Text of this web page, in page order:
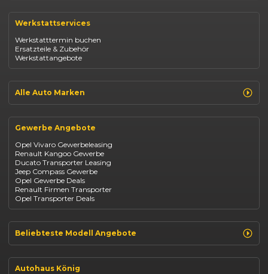
Opel Corsa
Fiat 500
Dacia Duster
Dacia Sandero
Jeep Compass
Suzuki Vitara
Suzuki Swift
Mazda CX-30
Werkstattservices
Werkstatttermin buchen
Ersatzteile & Zubehör
Werkstattangebote
Alle Auto Marken
Opel
Fiat
Jeep
Suzuki
BYD
Kia
Mazda
Citroën
Abarth
Fiat Professional
Gewerbe Angebote
Opel Vivaro Gewerbeleasing
Renault Kangoo Gewerbe
Ducato Transporter Leasing
Jeep Compass Gewerbe
Opel Gewerbe Deals
Renault Firmen Transporter
Opel Transporter Deals
Beliebteste Modell Angebote
Renault Arkana Leasing
Renault Captur Leasing
Autohaus König